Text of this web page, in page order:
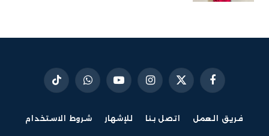
فيسبوكX
(Twitter)
الانستغراميوتيوب واتساب تيكتوك
فريق العمل اتصل بنا للإشهار شروط الاستخدام